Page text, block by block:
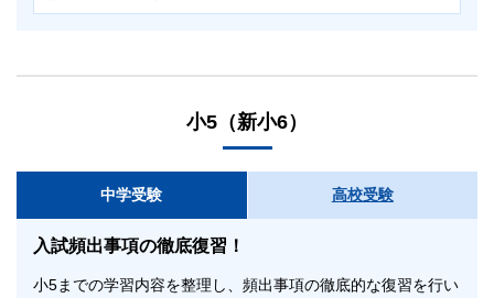
小4（新小5）
日程
小5（新小6）
中学受験 高校受験
入試頻出事項の徹底復習！
小5までの学習内容を整理し、頻出事項の徹底的な復習を行い